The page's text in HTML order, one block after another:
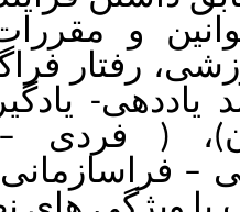
آموزشی،
عامل
خدمات
–آموزشی-
فراسازمانی) است. 155